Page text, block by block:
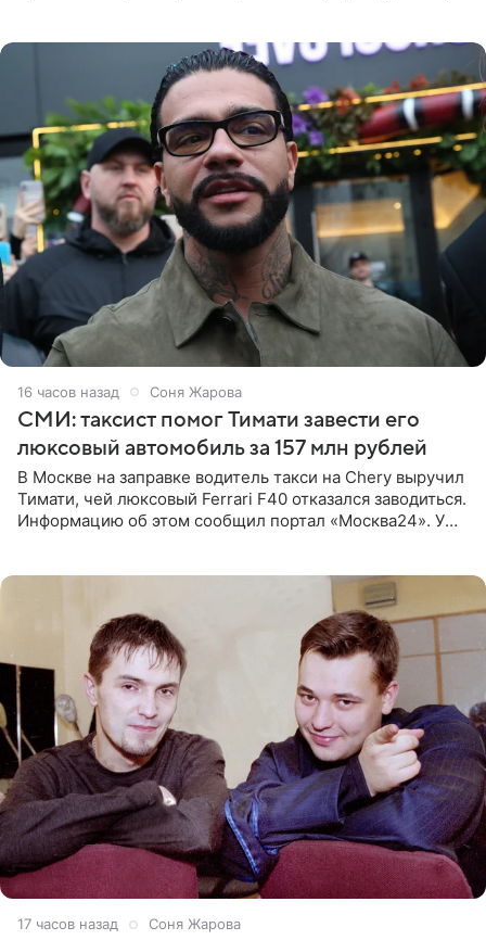
16 часов назад Соня Жарова
СМИ: таксист помог Тимати завести его
люксовый автомобиль за 157 млн рублей
В Москве на заправке водитель такси на Chery выручил
Тимати, чей люксовый Ferrari F40 отказался заводиться.
Информацию об этом сообщил портал «Москва24». У
17 часов назад Соня Жарова